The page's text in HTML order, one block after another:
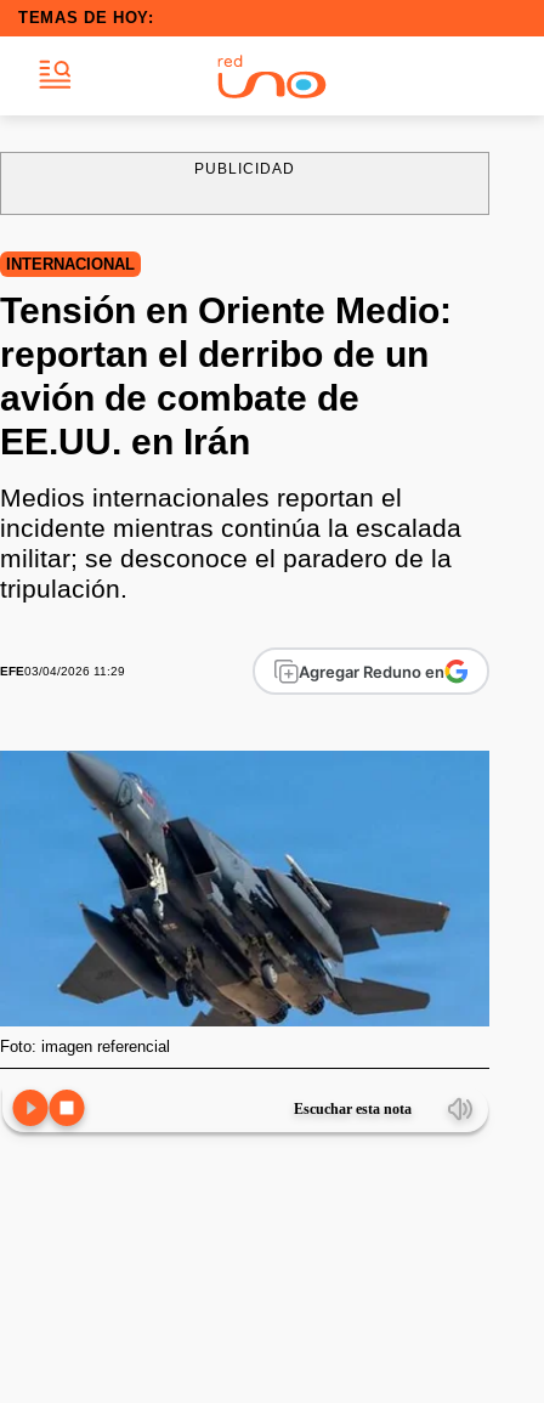
TEMAS DE HOY:
PUBLICIDAD
INTERNACIONAL
Tensión en Oriente Medio:
reportan el derribo de un
avión de combate de
EE.UU. en Irán
Medios internacionales reportan el
incidente mientras continúa la escalada
militar; se desconoce el paradero de la
tripulación.
EFE03/04/2026 11:29 Agregar Reduno en
Foto: imagen referencial
Escuchar esta nota